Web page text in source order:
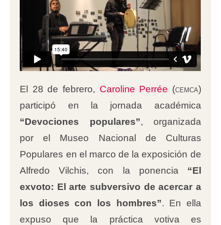
El 28 de febrero, Caroline Perrée (cemca)
participó en la jornada académica
“Devociones populares”, organizada
por el Museo Nacional de Culturas
Populares en el marco de la exposición de
Alfredo Vilchis, con la ponencia “El
exvoto: El arte subversivo de acercar a
los dioses con los hombres”. En ella
expuso que la práctica votiva es